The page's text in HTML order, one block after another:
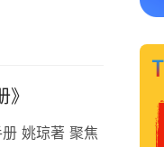
姚琼著 聚焦